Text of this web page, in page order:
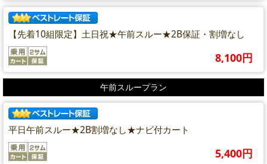
【先着10組限定】土日祝★午前スルー★2B保証・割増なし
8,100円
午前スループラン
平日午前スルー★2B割増なし★ナビ付カート
5,400円